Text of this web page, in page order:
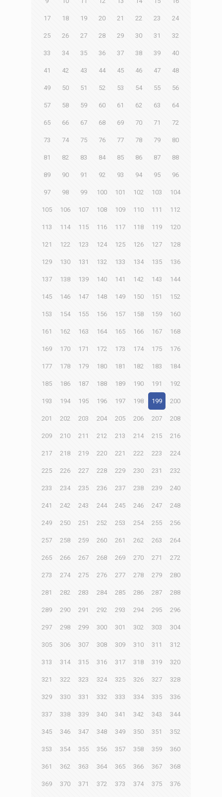
17 18 19 20 21 22 23 24
25 26 27 28 29 30 31 32
33 34 35 36 37 38 39 40
41 42 43 44 45 46 47 48
49 50 51 52 53 54 55 56
57 58 59 60 61 62 63 64
65 66 67 68 69 70 71 72
73 74 75 76 77 78 79 80
81 82 83 84 85 86 87 88
89 90 91 92 93 94 95 96
97 98 99 100 101 102 103 104
105 106 107 108 109 110 111 112
113 114 115 116 117 118 119 120
121 122 123 124 125 126 127 128
129 130 131 132 133 134 135 136
137 138 139 140 141 142 143 144
145 146 147 148 149 150 151 152
153 154 155 156 157 158 159 160
161 162 163 164 165 166 167 168
169 170 171 172 173 174 175 176
177 178 179 180 181 182 183 184
185 186 187 188 189 190 191 192
193 194 195 196 197 198 199 200
201 202 203 204 205 206 207 208
209 210 211 212 213 214 215 216
217 218 219 220 221 222 223 224
225 226 227 228 229 230 231 232
233 234 235 236 237 238 239 240
241 242 243 244 245 246 247 248
249 250 251 252 253 254 255 256
257 258 259 260 261 262 263 264
265 266 267 268 269 270 271 272
273 274 275 276 277 278 279 280
281 282 283 284 285 286 287 288
289 290 291 292 293 294 295 296
297 298 299 300 301 302 303 304
305 306 307 308 309 310 311 312
313 314 315 316 317 318 319 320
321 322 323 324 325 326 327 328
329 330 331 332 333 334 335 336
337 338 339 340 341 342 343 344
345 346 347 348 349 350 351 352
353 354 355 356 357 358 359 360
361 362 363 364 365 366 367 368
369 370 371 372 373 374 375 376